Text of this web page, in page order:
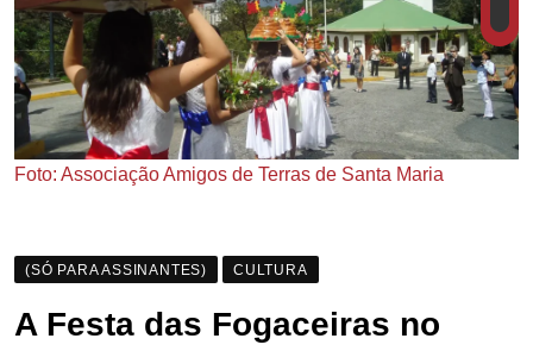
Foto: Associação Amigos de Terras de Santa Maria
(SÓ PARA ASSINANTES) CULTURA
A Festa das Fogaceiras no